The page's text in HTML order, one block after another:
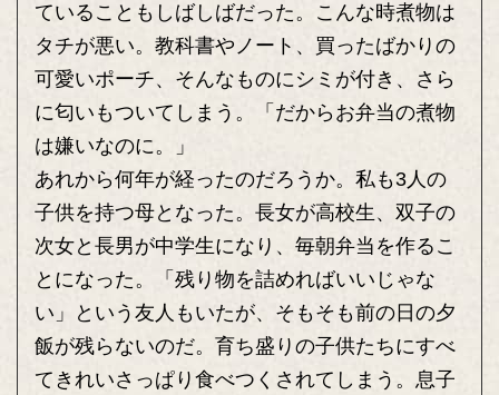
ていることもしばしばだった。こんな時煮物は
タチが悪い。教科書やノート、買ったばかりの
可愛いポーチ、そんなものにシミが付き、さら
に匂いもついてしまう。「だからお弁当の煮物
は嫌いなのに。」
あれから何年が経ったのだろうか。私も3人の
子供を持つ母となった。長女が高校生、双子の
次女と長男が中学生になり、毎朝弁当を作るこ
とになった。「残り物を詰めればいいじゃな
い」という友人もいたが、そもそも前の日の夕
飯が残らないのだ。育ち盛りの子供たちにすべ
てきれいさっぱり食べつくされてしまう。息子